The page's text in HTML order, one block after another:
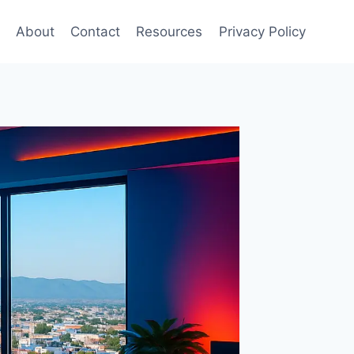
About Contact Resources Privacy Policy